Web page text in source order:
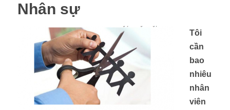
Nhân sự
Tôi
cần
bao
nhiêu
nhân
viên